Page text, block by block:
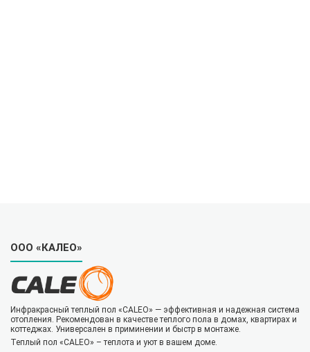
ООО «КАЛЕО»
Инфракрасный теплый пол «CALEO» — эффективная и надежная система
отопления. Рекомендован в качестве теплого пола в домах, квартирах и
коттеджах. Универсален в приминении и быстр в монтаже.
Теплый пол «CALEO» – теплота и уют в вашем доме.